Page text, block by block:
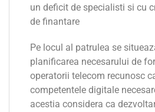
un deficit de specialisti si cu
de finantare
Pe locul al patrulea se
planificarea necesarului de
operatorii telecom recunosc
competentele digitale
acestia considera ca